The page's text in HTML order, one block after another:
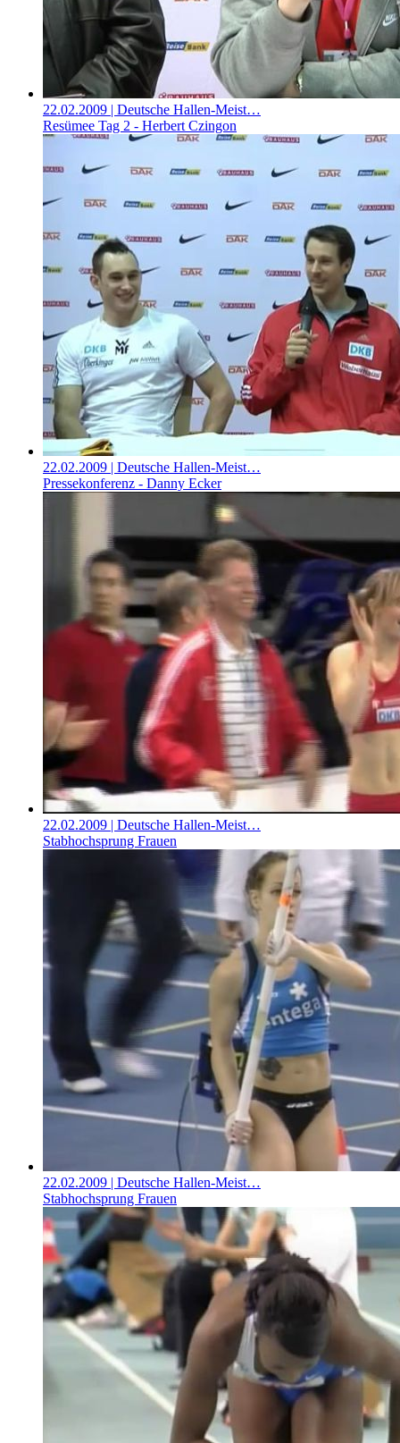
22.02.2009 | Deutsche Hallen-Meist…
Resümee Tag 2 - Herbert Czingon
22.02.2009 | Deutsche Hallen-Meist…
Pressekonferenz - Danny Ecker
22.02.2009 | Deutsche Hallen-Meist…
Stabhochsprung Frauen
22.02.2009 | Deutsche Hallen-Meist…
Stabhochsprung Frauen